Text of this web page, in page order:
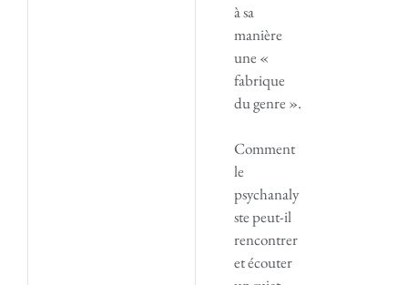
à sa
manière
une «
fabrique
du genre ».
Comment
le
psychanaly
ste peut-il
rencontrer
et écouter